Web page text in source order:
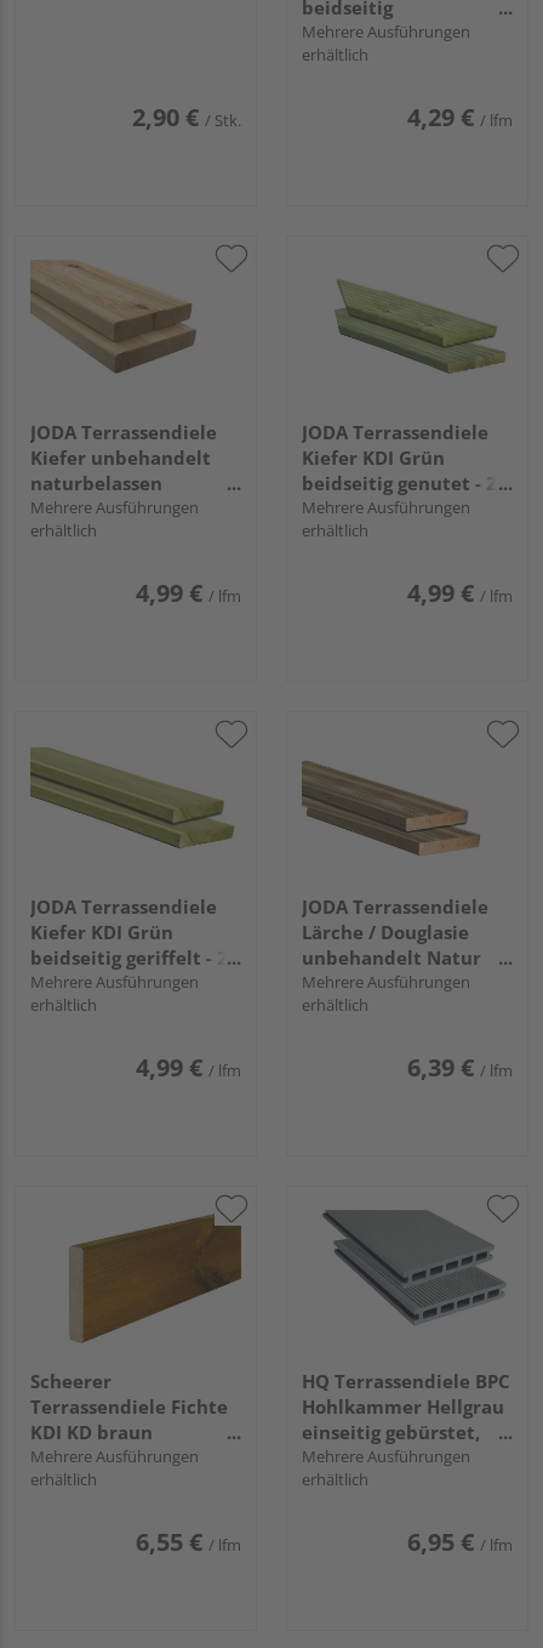
2,90 € / Stk.
beidseitig
französisches Profil -
24 x 138 mm
Mehrere Ausführungen
erhältlich
4,29 € / lfm
JODA Terrassendiele
Kiefer unbehandelt
naturbelassen
beidseitig
französisches Profil -
Mehrere Ausführungen
erhältlich
4,99 € / lfm
JODA Terrassendiele
Kiefer KDI Grün
beidseitig genutet - 27
x 145 mm
Mehrere Ausführungen
erhältlich
4,99 € / lfm
JODA Terrassendiele
Kiefer KDI Grün
beidseitig geriffelt - 27
x 145 mm
Mehrere Ausführungen
erhältlich
4,99 € / lfm
JODA Terrassendiele
Lärche / Douglasie
unbehandelt Natur
beidseitig
französisches Profil -
Mehrere Ausführungen
erhältlich
6,39 € / lfm
Scheerer
Terrassendiele Fichte
KDI KD braun
beidseitig glatt,
Rundkante - 28 x 145
Mehrere Ausführungen
erhältlich
6,55 € / lfm
HQ Terrassendiele BPC
Hohlkammer Hellgrau
einseitig gebürstet,
einseitig geriffelt,
längsseitige Nut, Risu -
Mehrere Ausführungen
erhältlich
6,95 € / lfm